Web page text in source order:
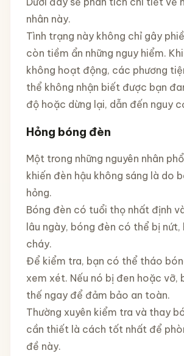
nhân này.
Tình trạng này không chỉ gây
còn tiềm ẩn những nguy hiểm.
không hoạt động, các phương
thể không nhận biết được bạn
độ hoặc dừng lại, dẫn đến nguy
Hỏng bóng đèn
Một trong những nguyên nhân
khiến đèn hậu không sáng là do
hỏng.
Bóng đèn có tuổi thọ nhất định
lâu ngày, bóng đèn có thể bị nứt,
cháy.
Để kiểm tra, bạn có thể tháo
xem xét. Nếu nó bị đen hoặc vỡ,
thế ngay để đảm bảo an toàn.
Thường xuyên kiểm tra và thay
cần thiết là cách tốt nhất để
đề này.